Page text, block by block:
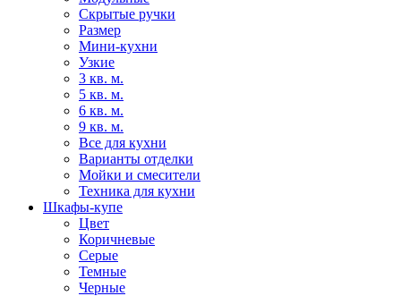
Скрытые ручки
Размер
Мини-кухни
Узкие
3 кв. м.
5 кв. м.
6 кв. м.
9 кв. м.
Все для кухни
Варианты отделки
Мойки и смесители
Техника для кухни
Шкафы-купе
Цвет
Коричневые
Серые
Темные
Черные